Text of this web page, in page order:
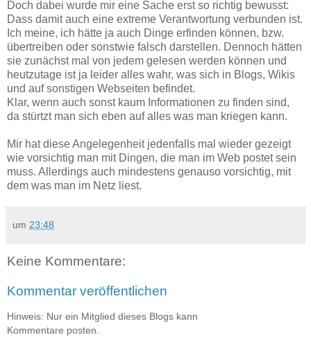
Doch dabei wurde mir eine Sache erst so richtig bewusst:
Dass damit auch eine extreme Verantwortung verbunden ist.
Ich meine, ich hätte ja auch Dinge erfinden können, bzw.
übertreiben oder sonstwie falsch darstellen. Dennoch hätten
sie zunächst mal von jedem gelesen werden können und
heutzutage ist ja leider alles wahr, was sich in Blogs, Wikis
und auf sonstigen Webseiten befindet.
Klar, wenn auch sonst kaum Informationen zu finden sind,
da stürtzt man sich eben auf alles was man kriegen kann.
Mir hat diese Angelegenheit jedenfalls mal wieder gezeigt
wie vorsichtig man mit Dingen, die man im Web postet sein
muss. Allerdings auch mindestens genauso vorsichtig, mit
dem was man im Netz liest.
um 23:48
Keine Kommentare:
Kommentar veröffentlichen
Hinweis: Nur ein Mitglied dieses Blogs kann
Kommentare posten.